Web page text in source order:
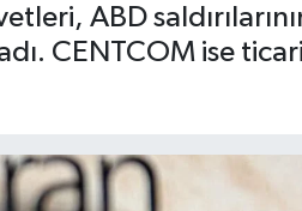
ABD
CENTCOM ise